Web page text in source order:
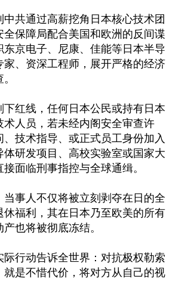
中共通过高薪挖角日本核心技术团
全保障局配合美国和欧洲的反间谍
东京电子、尼康、佳能等日本半导
家、资深工程师，展开严格的经济
下红线，任何日本公民或持有日本
术人员，若未经内阁安全审查许
技术指导、或正式员工身份加入
体研发项目、高校实验室或国家大
面临刑事指控与全球通缉。
当事人不仅将被立刻剥夺在日的全
休福利，其在日本乃至欧美的所有
也将被彻底冻结。
际行动告诉全世界：对抗极权勒索
就是不惜代价，将对方从自己的视